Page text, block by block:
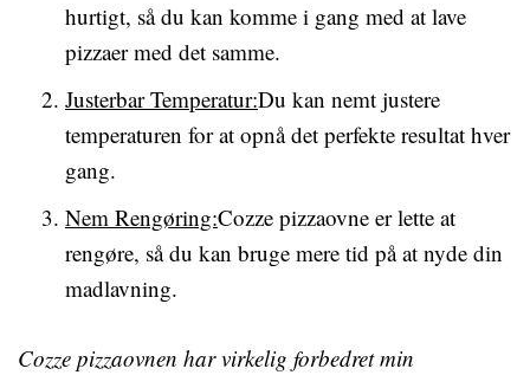
hurtigt, så du kan komme i gang med at lave
pizzaer med det samme.
Justerbar Temperatur:Du kan nemt justere
temperaturen for at opnå det perfekte resultat hver
gang.
Nem Rengøring:Cozze pizzaovne er lette at
rengøre, så du kan bruge mere tid på at nyde din
madlavning.
Cozze pizzaovnen har virkelig forbedret min